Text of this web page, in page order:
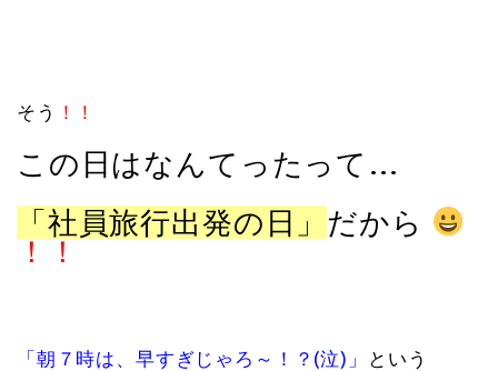
そう ！！
この日はなんてったって…
「社員旅行出発の日」 だから
！！
「朝７時は、早すぎじゃろ～！？(泣)」 という